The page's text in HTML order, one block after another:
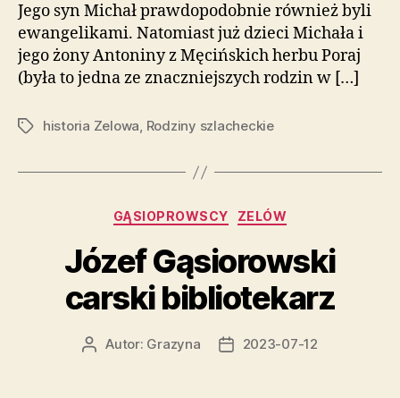
Jego syn Michał prawdopodobnie również byli
ewangelikami. Natomiast już dzieci Michała i
jego żony Antoniny z Męcińskich herbu Poraj
(była to jedna ze znaczniejszych rodzin w […]
Tagihistoria Zelowa, Rodziny szlacheckie
Kategorie
GĄSIOPROWSCY ZELÓW
Józef Gąsiorowski
carski bibliotekarz
AutorAutor: Grazyna
Data2023-07-12